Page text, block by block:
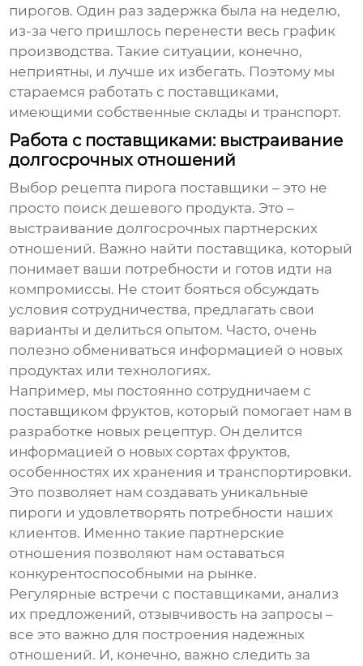
пирогов. Один раз задержка была на неделю,
из-за чего пришлось перенести весь график
производства. Такие ситуации, конечно,
неприятны, и лучше их избегать. Поэтому мы
стараемся работать с поставщиками,
имеющими собственные склады и транспорт.
Работа с поставщиками: выстраивание
долгосрочных отношений
Выбор рецепта пирога поставщики – это не
просто поиск дешевого продукта. Это –
выстраивание долгосрочных партнерских
отношений. Важно найти поставщика, который
понимает ваши потребности и готов идти на
компромиссы. Не стоит бояться обсуждать
условия сотрудничества, предлагать свои
варианты и делиться опытом. Часто, очень
полезно обмениваться информацией о новых
продуктах или технологиях.
Например, мы постоянно сотрудничаем с
поставщиком фруктов, который помогает нам в
разработке новых рецептур. Он делится
информацией о новых сортах фруктов,
особенностях их хранения и транспортировки.
Это позволяет нам создавать уникальные
пироги и удовлетворять потребности наших
клиентов. Именно такие партнерские
отношения позволяют нам оставаться
конкурентоспособными на рынке.
Регулярные встречи с поставщиками, анализ
их предложений, отзывчивость на запросы –
все это важно для построения надежных
отношений. И, конечно, важно следить за